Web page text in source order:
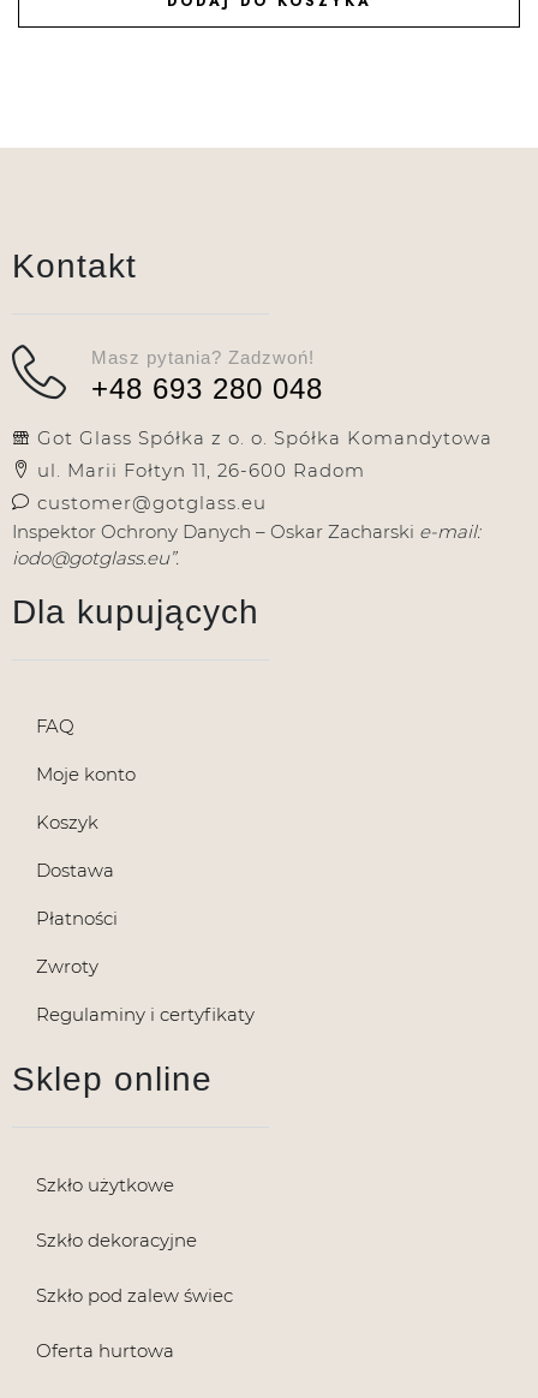
Kontakt
Masz pytania? Zadzwoń!
+48 693 280 048
Got Glass Spółka z o. o. Spółka Komandytowa
ul. Marii Fołtyn 11, 26-600 Radom
customer@gotglass.eu
Inspektor Ochrony Danych – Oskar Zacharski e-mail:
iodo@gotglass.eu”.
Dla kupujących
FAQ
Moje konto
Koszyk
Dostawa
Płatności
Zwroty
Regulaminy i certyfikaty
Sklep online
Szkło użytkowe
Szkło dekoracyjne
Szkło pod zalew świec
Oferta hurtowa